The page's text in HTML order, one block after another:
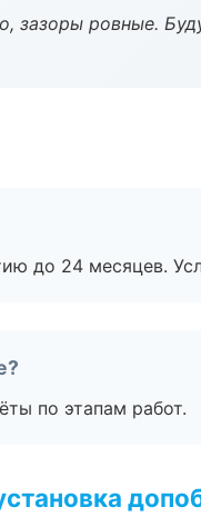
зазоры ровные.
до 24 месяцев.
по этапам работ.